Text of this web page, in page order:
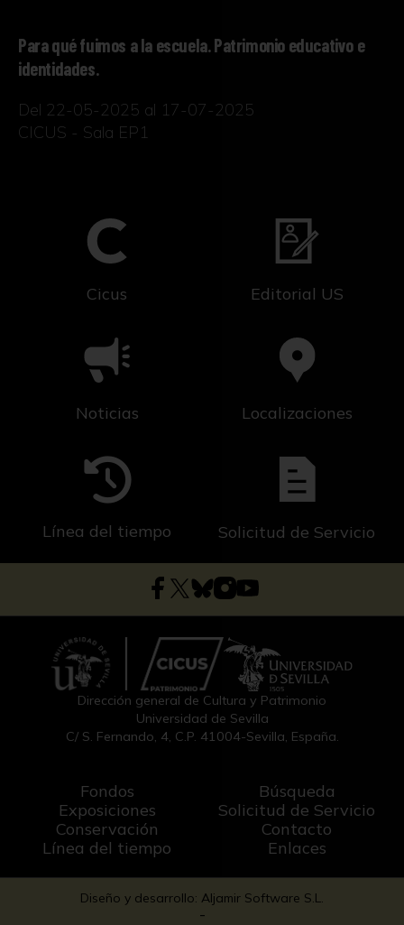
Para qué fuimos a la escuela. Patrimonio educativo e
identidades.
Del 22-05-2025 al 17-07-2025
CICUS - Sala EP1
Cicus Editorial US
Noticias Localizaciones
Línea del tiempo Solicitud de Servicio
Dirección general de Cultura y Patrimonio
Universidad de Sevilla
C/ S. Fernando, 4, C.P. 41004-Sevilla, España.
Fondos
Exposiciones
Conservación
Línea del tiempo
Búsqueda
Solicitud de Servicio
Contacto
Enlaces
Diseño y desarrollo: Aljamir Software S.L.
-